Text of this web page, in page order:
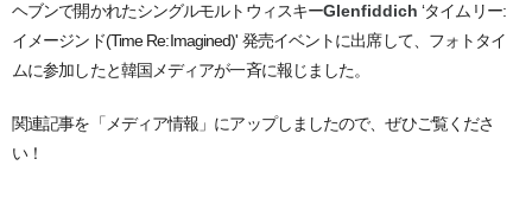
ヘブンで開かれたシングルモルトウィスキーGlenfiddich ‘タイムリー:
イメージンド(Time Re:Imagined)' 発売イベントに出席して、フォトタイ
ムに参加したと韓国メディアが一斉に報じました。
関連記事を「メディア情報」にアップしましたので、ぜひご覧くださ
い！